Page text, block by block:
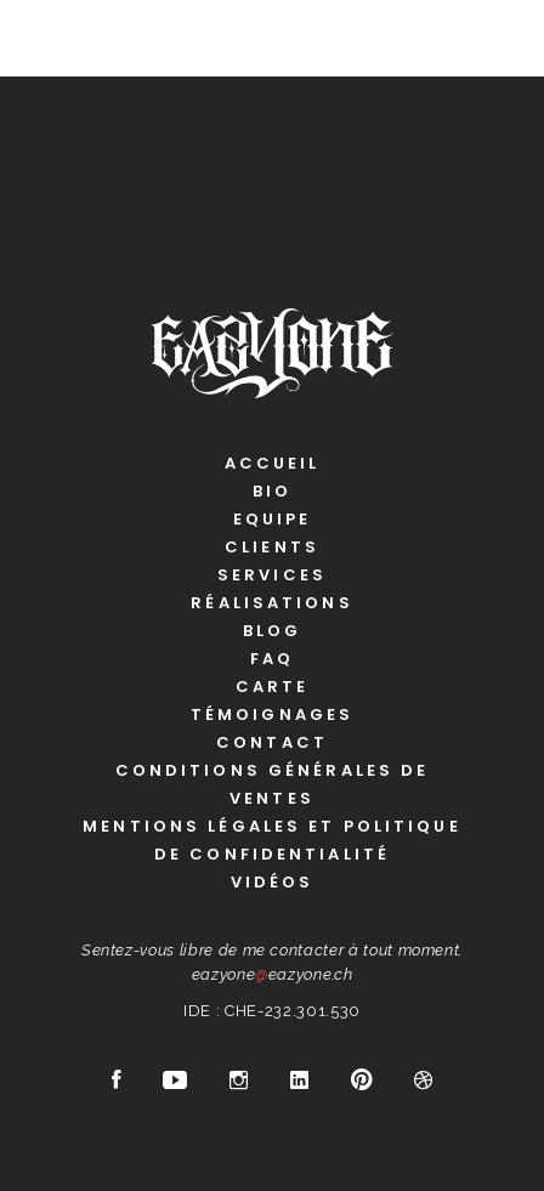
ACCUEIL
BIO
EQUIPE
CLIENTS
SERVICES
RÉALISATIONS
BLOG
FAQ
CARTE
TÉMOIGNAGES
CONTACT
CONDITIONS GÉNÉRALES DE
VENTES
MENTIONS LÉGALES ET POLITIQUE
DE CONFIDENTIALITÉ
VIDÉOS
Sentez-vous libre de me contacter à tout moment.
eazyone@eazyone.ch
IDE : CHE-232.301.530